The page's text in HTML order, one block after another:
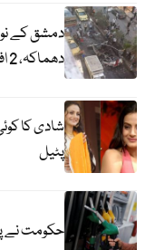
دمشق کے
دھماکہ، 2 افراد جاں بحق، متعدد زخمی
شادی کا
پٹیل
حکومت نے